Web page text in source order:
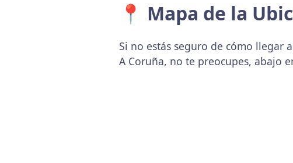
📍 Mapa de la
Si no estás seguro de cómo llegar
A Coruña, no te preocupes, abajo